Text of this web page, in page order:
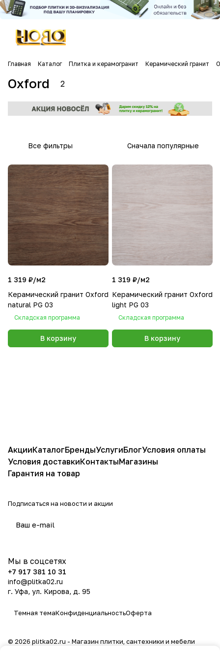
Главная Каталог Плитка и керамогранит Керамический гранит
Oxford 2
Все фильтры Сначала популярные
1 319 ₽/м2
Керамический гранит Oxford
natural PG 03
Складская программа
В корзину
1 319 ₽/м2
Керамический гранит Oxford
light PG 03
Складская программа
В корзину
АкцииКаталогБрендыУслугиБлогУсловия оплаты
Условия доставкиКонтактыМагазины
Гарантия на товар
Подписаться на новости и акции
Мы в соцсетях
+7 917 381 10 31
info@plitka02.ru
г. Уфа, ул. Кирова, д. 95
Темная темаКонфиденциальностьОферта
© 2026 plitka02.ru - Магазин плитки, сантехники и мебели